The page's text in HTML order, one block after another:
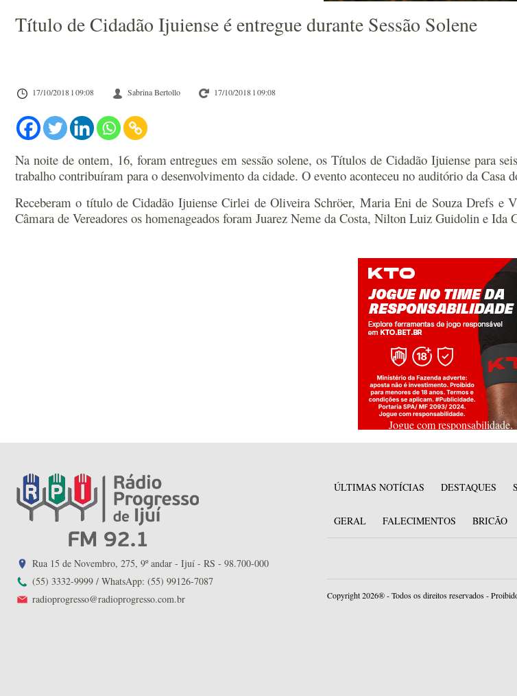
Título de Cidadão Ijuiense é entregue durante Sessão Solene
17/10/2018 l 09:08 Sabrina Bertollo 17/10/2018 l 09:08
Na noite de ontem, 16, foram entregues em sessão solene, os Títulos de Cidadão Ijuiense para
trabalho contribuíram para o desenvolvimento da cidade. O evento aconteceu no auditório da Casa
Receberam o título de Cidadão Ijuiense Cirlei de Oliveira Schröer, Maria Eni de Souza Drefs e
Câmara de Vereadores os homenageados foram Juarez Neme da Costa, Nilton Luiz Guidolin e Ida
Jogue com responsabilidade.
Rua 15 de Novembro, 275, 9º andar - Ijuí - RS - 98.700-000
(55) 3332-9999 / WhatsApp: (55) 99126-7087
radioprogresso@radioprogresso.com.br
ÚLTIMAS NOTÍCIAS DESTAQUES
GERAL FALECIMENTOS BRICÃO
Copyright 2026® - Todos os direitos reservados -